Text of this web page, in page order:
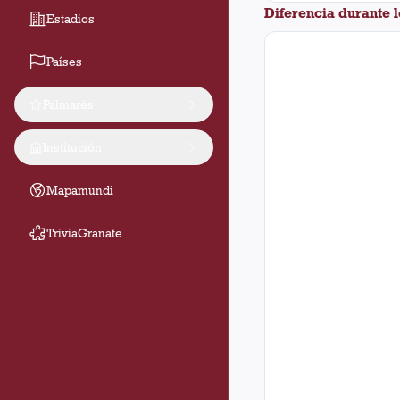
Estadios
Países
Mapamundi
TriviaGranate
Diferencia durante